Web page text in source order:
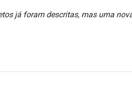
já foram descritas, mas uma